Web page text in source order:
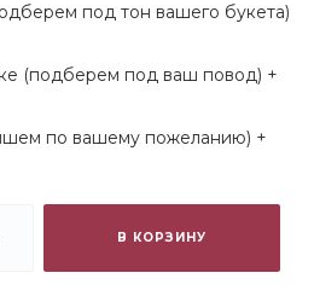
под тон вашего букета)
(подберем под ваш повод) +
по вашему пожеланию) +
В КОРЗИНУ